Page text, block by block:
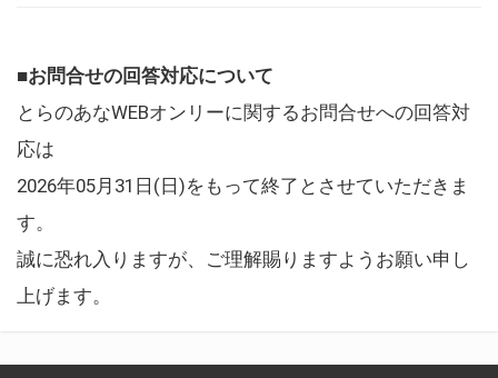
■お問合せの回答対応について
とらのあなWEBオンリーに関するお問合せへの回答対
応は
2026年05月31日(日)をもって終了とさせていただきま
す。
誠に恐れ入りますが、ご理解賜りますようお願い申し
上げます。